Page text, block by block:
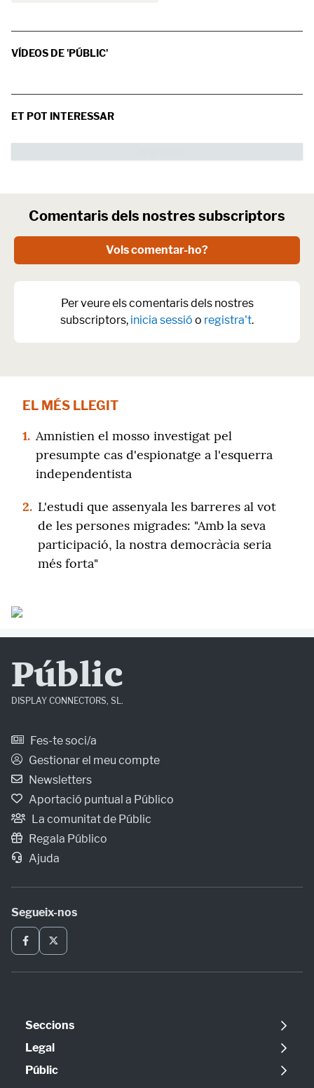
VÍDEOS DE 'PÚBLIC'
ET POT INTERESSAR
Comentaris dels nostres subscriptors
Vols comentar-ho?
Per veure els comentaris dels nostres
subscriptors, inicia sessió o registra't.
EL MÉS LLEGIT
1. Amnistien el mosso investigat pel
presumpte cas d'espionatge a l'esquerra
independentista
2. L'estudi que assenyala les barreres al vot
de les persones migrades: "Amb la seva
participació, la nostra democràcia seria
més forta"
Públic
DISPLAY CONNECTORS, SL.
Fes-te soci/a
Gestionar el meu compte
Newsletters
Aportació puntual a Público
La comunitat de Públic
Regala Público
Ajuda
Segueix-nos
Seccions
Política
Opinió
Legal
Avís legal
Públic